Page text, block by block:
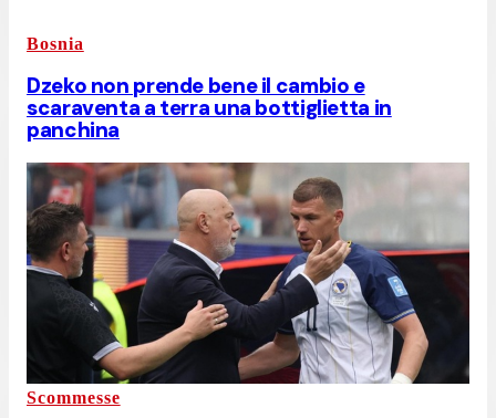
Bosnia
Dzeko non prende bene il cambio e
scaraventa a terra una bottiglietta in
panchina
Scommesse